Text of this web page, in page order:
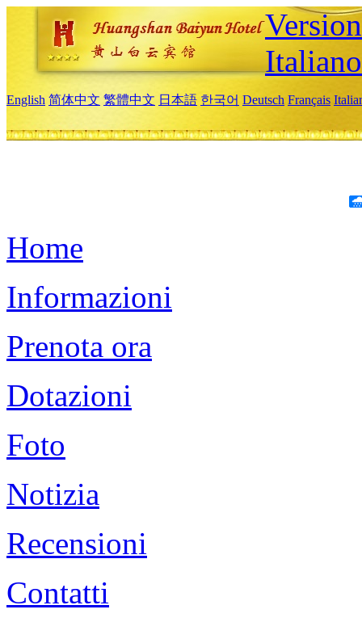
Italiano
English 简体中文 繁體中文 日本語 한국어 Deutsch Français
Home
Informazioni
Prenota ora
Dotazioni
Foto
Notizia
Recensioni
Contatti